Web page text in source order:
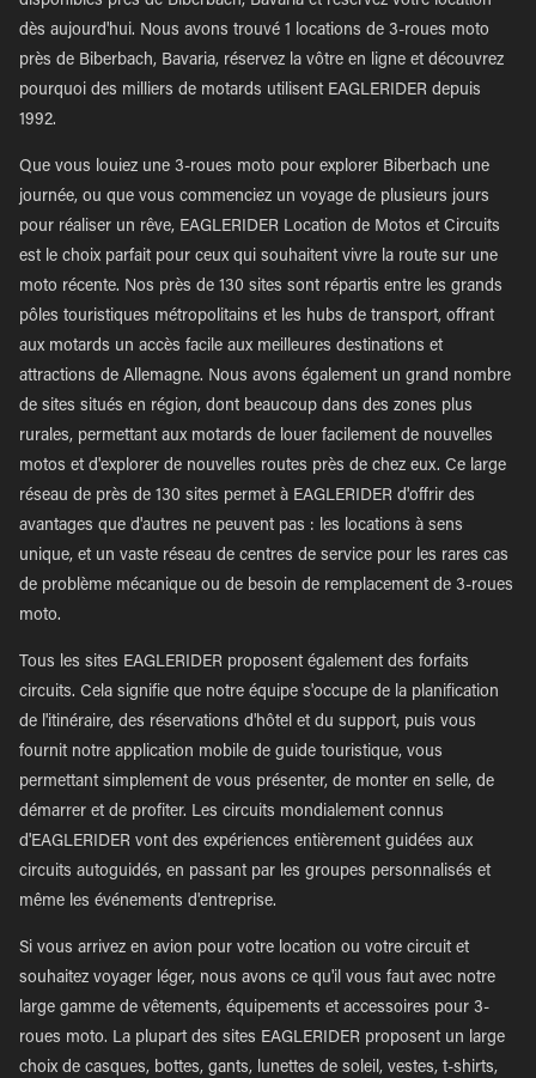
dès aujourd'hui. Nous avons trouvé 1 locations de 3-roues moto
près de Biberbach, Bavaria, réservez la vôtre en ligne et découvrez
pourquoi des milliers de motards utilisent EAGLERIDER depuis
1992.
Que vous louiez une 3-roues moto pour explorer Biberbach une
journée, ou que vous commenciez un voyage de plusieurs jours
pour réaliser un rêve, EAGLERIDER Location de Motos et Circuits
est le choix parfait pour ceux qui souhaitent vivre la route sur une
moto récente. Nos près de 130 sites sont répartis entre les grands
pôles touristiques métropolitains et les hubs de transport, offrant
aux motards un accès facile aux meilleures destinations et
attractions de Allemagne. Nous avons également un grand nombre
de sites situés en région, dont beaucoup dans des zones plus
rurales, permettant aux motards de louer facilement de nouvelles
motos et d'explorer de nouvelles routes près de chez eux. Ce large
réseau de près de 130 sites permet à EAGLERIDER d'offrir des
avantages que d'autres ne peuvent pas : les locations à sens
unique, et un vaste réseau de centres de service pour les rares cas
de problème mécanique ou de besoin de remplacement de 3-roues
moto.
Tous les sites EAGLERIDER proposent également des forfaits
circuits. Cela signifie que notre équipe s'occupe de la planification
de l'itinéraire, des réservations d'hôtel et du support, puis vous
fournit notre application mobile de guide touristique, vous
permettant simplement de vous présenter, de monter en selle, de
démarrer et de profiter. Les circuits mondialement connus
d'EAGLERIDER vont des expériences entièrement guidées aux
circuits autoguidés, en passant par les groupes personnalisés et
même les événements d'entreprise.
Si vous arrivez en avion pour votre location ou votre circuit et
souhaitez voyager léger, nous avons ce qu'il vous faut avec notre
large gamme de vêtements, équipements et accessoires pour 3-
roues moto. La plupart des sites EAGLERIDER proposent un large
choix de casques, bottes, gants, lunettes de soleil, vestes, t-shirts,